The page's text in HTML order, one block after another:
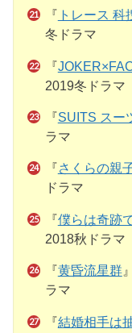
『 トレース 科
冬ドラマ
『
2019冬ドラマ
『SUITS スー
ラマ
『 さくらの親
ドラマ
『僕らは奇跡
2018秋ドラマ
『黄昏流星群
ラマ
『結婚相手は